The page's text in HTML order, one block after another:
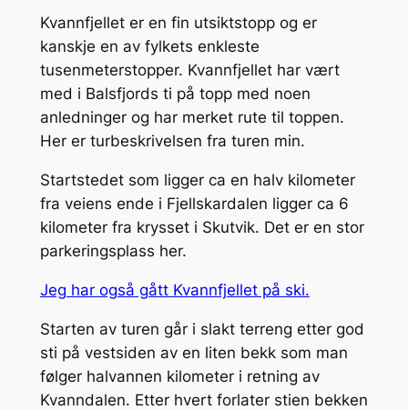
Kvannfjellet er en fin utsiktstopp og er
kanskje en av fylkets enkleste
tusenmeterstopper. Kvannfjellet har vært
med i Balsfjords ti på topp med noen
anledninger og har merket rute til toppen.
Her er turbeskrivelsen fra turen min.
Startstedet som ligger ca en halv kilometer
fra veiens ende i Fjellskardalen ligger ca 6
kilometer fra krysset i Skutvik. Det er en stor
parkeringsplass her.
Jeg har også gått Kvannfjellet på ski.
Starten av turen går i slakt terreng etter god
sti på vestsiden av en liten bekk som man
følger halvannen kilometer i retning av
Kvanndalen. Etter hvert forlater stien bekken